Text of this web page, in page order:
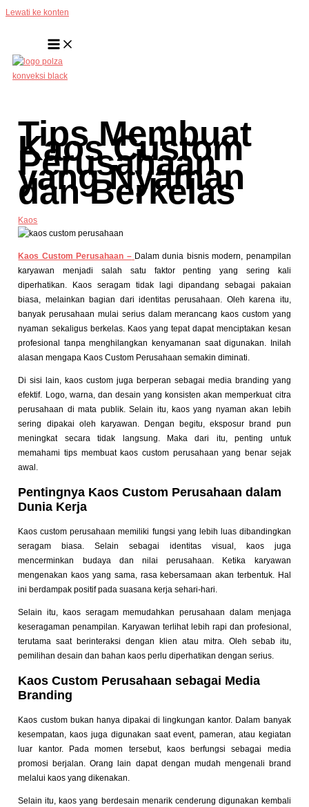
Lewati ke konten
Tips Membuat
Kaos Custom
Perusahaan
yang Nyaman
dan Berkelas
Kaos
Kaos Custom Perusahaan – Dalam dunia bisnis modern, penampilan
karyawan menjadi salah satu faktor penting yang sering kali
diperhatikan. Kaos seragam tidak lagi dipandang sebagai pakaian
biasa, melainkan bagian dari identitas perusahaan. Oleh karena itu,
banyak perusahaan mulai serius dalam merancang kaos custom yang
nyaman sekaligus berkelas. Kaos yang tepat dapat menciptakan kesan
profesional tanpa menghilangkan kenyamanan saat digunakan. Inilah
alasan mengapa Kaos Custom Perusahaan semakin diminati.
Di sisi lain, kaos custom juga berperan sebagai media branding yang
efektif. Logo, warna, dan desain yang konsisten akan memperkuat citra
perusahaan di mata publik. Selain itu, kaos yang nyaman akan lebih
sering dipakai oleh karyawan. Dengan begitu, eksposur brand pun
meningkat secara tidak langsung. Maka dari itu, penting untuk
memahami tips membuat kaos custom perusahaan yang benar sejak
awal.
Pentingnya Kaos Custom Perusahaan dalam
Dunia Kerja
Kaos custom perusahaan memiliki fungsi yang lebih luas dibandingkan
seragam biasa. Selain sebagai identitas visual, kaos juga
mencerminkan budaya dan nilai perusahaan. Ketika karyawan
mengenakan kaos yang sama, rasa kebersamaan akan terbentuk. Hal
ini berdampak positif pada suasana kerja sehari-hari.
Selain itu, kaos seragam memudahkan perusahaan dalam menjaga
keseragaman penampilan. Karyawan terlihat lebih rapi dan profesional,
terutama saat berinteraksi dengan klien atau mitra. Oleh sebab itu,
pemilihan desain dan bahan kaos perlu diperhatikan dengan serius.
Kaos Custom Perusahaan sebagai Media
Branding
Kaos custom bukan hanya dipakai di lingkungan kantor. Dalam banyak
kesempatan, kaos juga digunakan saat event, pameran, atau kegiatan
luar kantor. Pada momen tersebut, kaos berfungsi sebagai media
promosi berjalan. Orang lain dapat dengan mudah mengenali brand
melalui kaos yang dikenakan.
Selain itu, kaos yang berdesain menarik cenderung digunakan kembali